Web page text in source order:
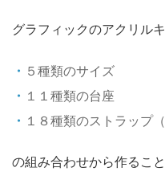
グラフィックのアクリル
５種類のサイズ
１１種類の台座
１８種類のストラップ
の組み合わせから作るこ